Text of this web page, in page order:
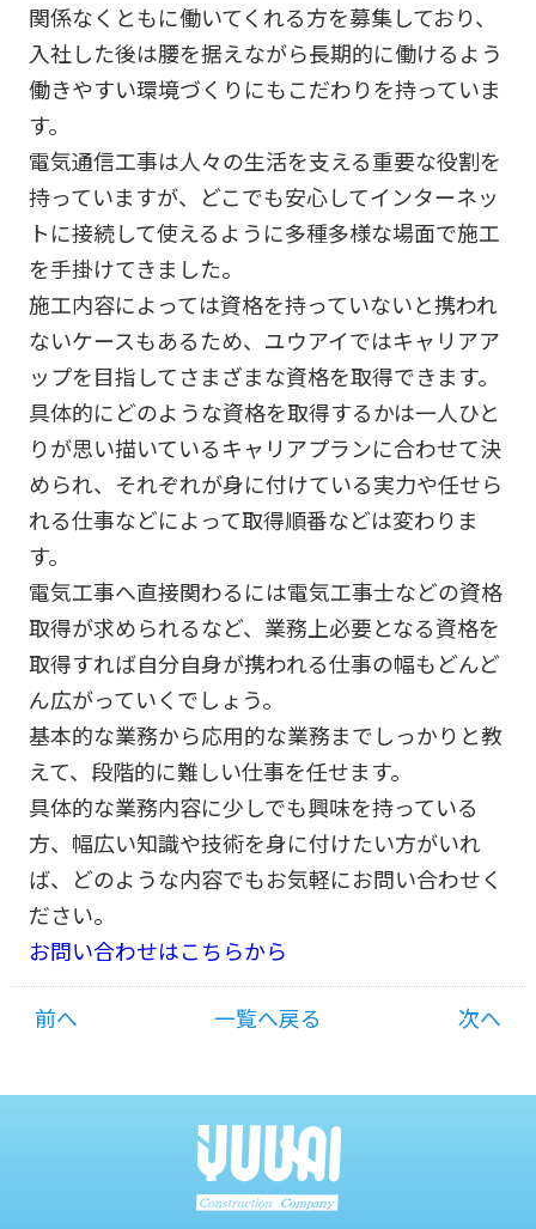
関係なくともに働いてくれる方を募集しており、
入社した後は腰を据えながら長期的に働けるよう
働きやすい環境づくりにもこだわりを持っていま
す。
電気通信工事は人々の生活を支える重要な役割を
持っていますが、どこでも安心してインターネッ
トに接続して使えるように多種多様な場面で施工
を手掛けてきました。
施工内容によっては資格を持っていないと携われ
ないケースもあるため、ユウアイではキャリアア
ップを目指してさまざまな資格を取得できます。
具体的にどのような資格を取得するかは一人ひと
りが思い描いているキャリアプランに合わせて決
められ、それぞれが身に付けている実力や任せら
れる仕事などによって取得順番などは変わりま
す。
電気工事へ直接関わるには電気工事士などの資格
取得が求められるなど、業務上必要となる資格を
取得すれば自分自身が携われる仕事の幅もどんど
ん広がっていくでしょう。
基本的な業務から応用的な業務までしっかりと教
えて、段階的に難しい仕事を任せます。
具体的な業務内容に少しでも興味を持っている
方、幅広い知識や技術を身に付けたい方がいれ
ば、どのような内容でもお気軽にお問い合わせく
ださい。
お問い合わせはこちらから
前へ 次へ
一覧へ戻る